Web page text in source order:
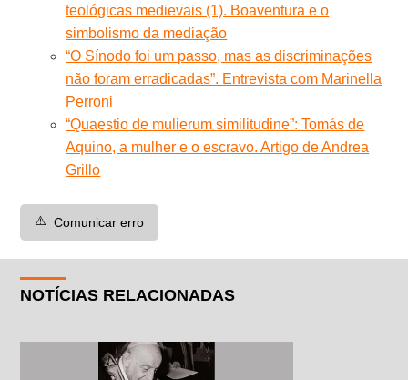
teológicas medievais (1). Boaventura e o
simbolismo da mediação
“O Sínodo foi um passo, mas as discriminações
não foram erradicadas”. Entrevista com Marinella
Perroni
“Quaestio de mulierum similitudine”: Tomás de
Aquino, a mulher e o escravo. Artigo de Andrea
Grillo
⚠️ Comunicar erro
NOTÍCIAS RELACIONADAS